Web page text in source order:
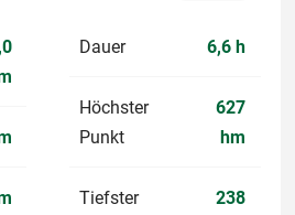
Dauer 6,6 h
Höchster
Punkt
627
hm
Tiefster
238